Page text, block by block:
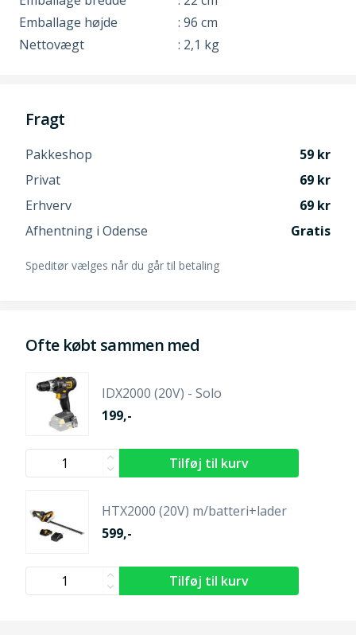
Emballage højde
: 96 cm
Nettovægt
: 2,1 kg
Fragt
Pakkeshop
59
Privat
69
Erhverv
69
Afhentning i Odense
Gratis
Speditør vælges når du går til betaling
Ofte købt sammen med
IDX2000 (20V) - Solo
199,-
HTX2000 (20V) m/batteri+lader
599,-